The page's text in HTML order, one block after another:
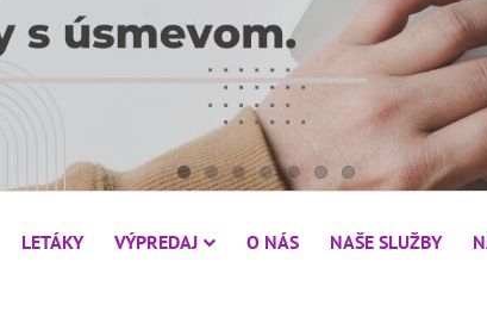
LETÁKY VÝPREDAJ O NÁS NAŠE SLUŽBY